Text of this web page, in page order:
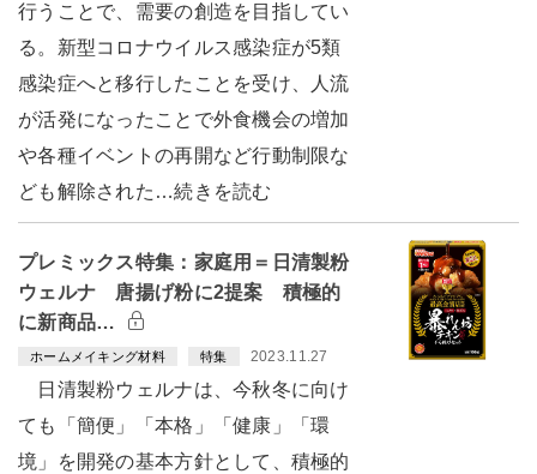
行うことで、需要の創造を目指してい
る。新型コロナウイルス感染症が5類
感染症へと移行したことを受け、人流
が活発になったことで外食機会の増加
や各種イベントの再開など行動制限な
ども解除された…続きを読む
プレミックス特集：家庭用＝日清製粉
ウェルナ 唐揚げ粉に2提案 積極的
に新商品…
ホームメイキング材料 特集 2023.11.27
日清製粉ウェルナは、今秋冬に向け
ても「簡便」「本格」「健康」「環
境」を開発の基本方針として、積極的